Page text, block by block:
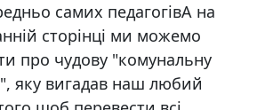
самих педагогівА на
сторінці ми можемо
про чудову "комунальну
яку вигадав наш любий